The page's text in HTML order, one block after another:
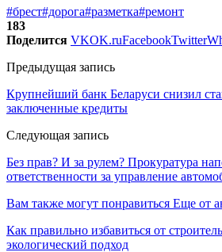
#брест#дорога#разметка#ремонт
183
Поделится VKOK.ruFacebookTwitter
Предыдущая запись
Крупнейший банк Беларуси снизил
заключенные кредиты
Следующая запись
Без прав? И за рулем? Прокуратура
ответственности за управление
Вам также могут понравиться Еще от
Как правильно избавиться от
экологический подход